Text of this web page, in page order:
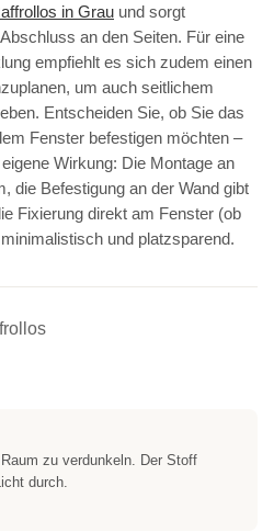
in Grau und sorgt
an den Seiten. Für eine
empfiehlt es sich zudem einen
um auch seitlichem
Entscheiden Sie, ob Sie das
Fenster befestigen möchten –
Wirkung: Die Montage an
die Befestigung an der Wand gibt
Fixierung direkt am Fenster (ob
und platzsparend.
zu verdunkeln. Der Stoff
durch.